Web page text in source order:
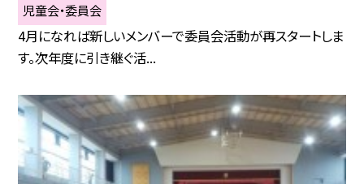
児童会・委員会
4月になれば新しいメンバーで委員会活動が再スタートしま
す。次年度に引き継ぐ活...